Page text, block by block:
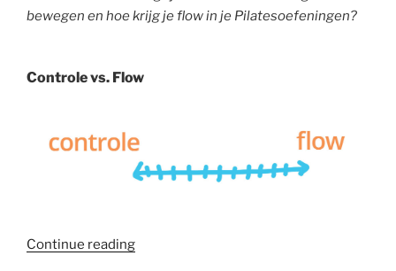
bewegen en hoe krijg je flow in je Pilatesoefeningen?
Controle vs. Flow
Continue reading“Breng